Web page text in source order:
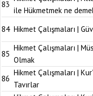
83
ile Hükmetmek ne
84 Hikmet Çalışmaları |
85
Hikmet Çalışmaları |
Olmak
86
Hikmet Çalışmaları |
Tavırlar